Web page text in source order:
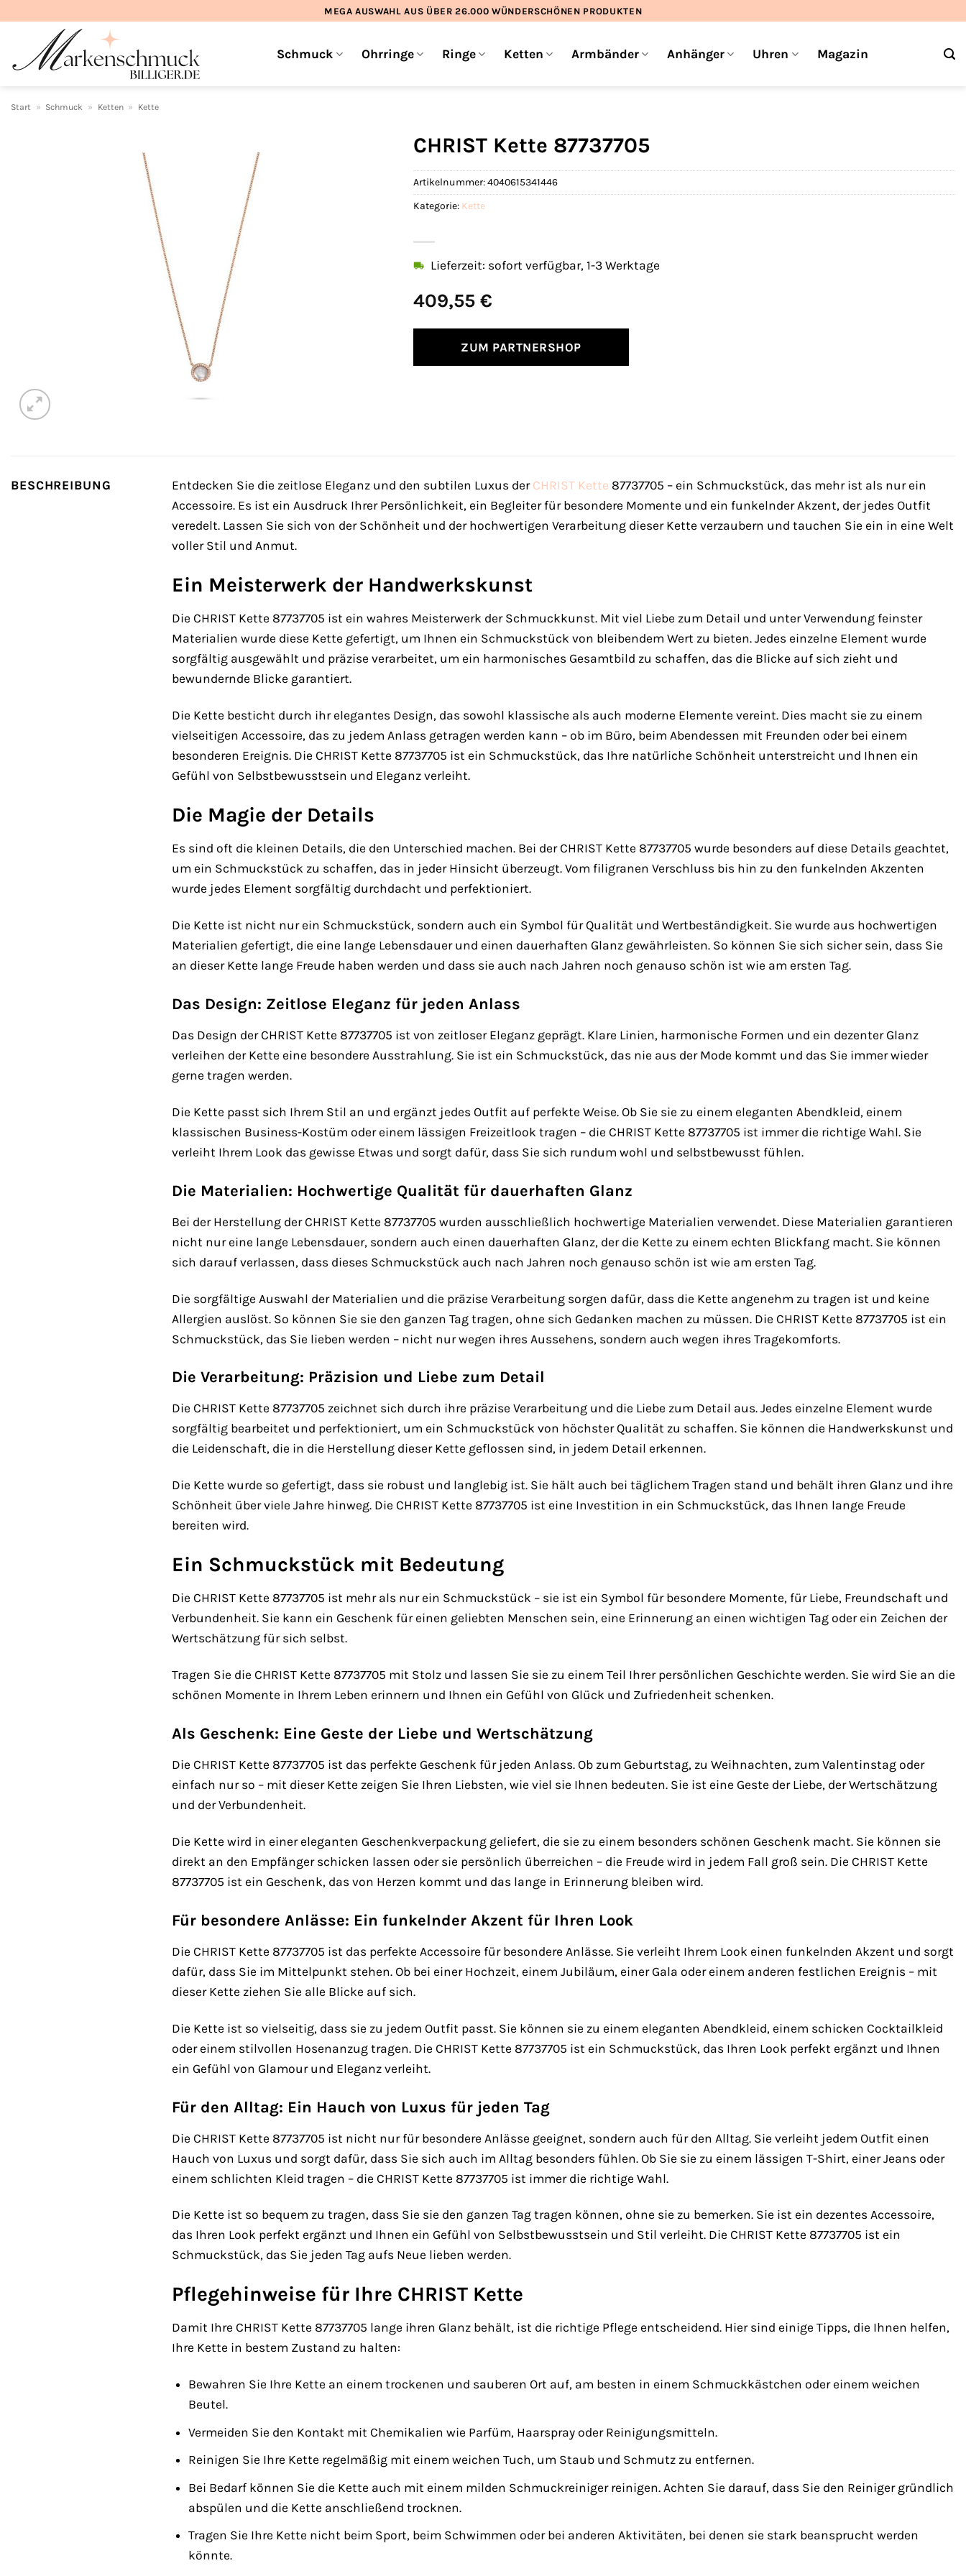
springen
MEGA AUSWAHL AUS ÜBER 26.000 WÜNDERSCHÖNEN PRODUKTEN
Schmuck Ohrringe Ringe Ketten Armbänder Anhänger Uhren Magazin
Start » Schmuck » Ketten » Kette
CHRIST Kette 87737705
409,55 €
Lieferzeit: sofort verfügbar, 1-3 Werktage
ZUM PARTNERSHOP
Artikelnummer:4040615341446
Kategorie: Kette
BESCHREIBUNG Entdecken Sie die zeitlose Eleganz und den subtilen Luxus der CHRIST Kette 87737705 – ein Schmuckstück, das mehr ist als nur ein
Accessoire. Es ist ein Ausdruck Ihrer Persönlichkeit, ein Begleiter für besondere Momente und ein funkelnder Akzent, der jedes Outfit
veredelt. Lassen Sie sich von der Schönheit und der hochwertigen Verarbeitung dieser Kette verzaubern und tauchen Sie ein in eine Welt
voller Stil und Anmut.
Ein Meisterwerk der Handwerkskunst
Die CHRIST Kette 87737705 ist ein wahres Meisterwerk der Schmuckkunst. Mit viel Liebe zum Detail und unter Verwendung feinster
Materialien wurde diese Kette gefertigt, um Ihnen ein Schmuckstück von bleibendem Wert zu bieten. Jedes einzelne Element wurde
sorgfältig ausgewählt und präzise verarbeitet, um ein harmonisches Gesamtbild zu schaffen, das die Blicke auf sich zieht und
bewundernde Blicke garantiert.
Die Kette besticht durch ihr elegantes Design, das sowohl klassische als auch moderne Elemente vereint. Dies macht sie zu einem
vielseitigen Accessoire, das zu jedem Anlass getragen werden kann – ob im Büro, beim Abendessen mit Freunden oder bei einem
besonderen Ereignis. Die CHRIST Kette 87737705 ist ein Schmuckstück, das Ihre natürliche Schönheit unterstreicht und Ihnen ein
Gefühl von Selbstbewusstsein und Eleganz verleiht.
Die Magie der Details
Es sind oft die kleinen Details, die den Unterschied machen. Bei der CHRIST Kette 87737705 wurde besonders auf diese Details geachtet,
um ein Schmuckstück zu schaffen, das in jeder Hinsicht überzeugt. Vom filigranen Verschluss bis hin zu den funkelnden Akzenten
wurde jedes Element sorgfältig durchdacht und perfektioniert.
Die Kette ist nicht nur ein Schmuckstück, sondern auch ein Symbol für Qualität und Wertbeständigkeit. Sie wurde aus hochwertigen
Materialien gefertigt, die eine lange Lebensdauer und einen dauerhaften Glanz gewährleisten. So können Sie sich sicher sein, dass Sie
an dieser Kette lange Freude haben werden und dass sie auch nach Jahren noch genauso schön ist wie am ersten Tag.
Das Design: Zeitlose Eleganz für jeden Anlass
Das Design der CHRIST Kette 87737705 ist von zeitloser Eleganz geprägt. Klare Linien, harmonische Formen und ein dezenter Glanz
verleihen der Kette eine besondere Ausstrahlung. Sie ist ein Schmuckstück, das nie aus der Mode kommt und das Sie immer wieder
gerne tragen werden.
Die Kette passt sich Ihrem Stil an und ergänzt jedes Outfit auf perfekte Weise. Ob Sie sie zu einem eleganten Abendkleid, einem
klassischen Business-Kostüm oder einem lässigen Freizeitlook tragen – die CHRIST Kette 87737705 ist immer die richtige Wahl. Sie
verleiht Ihrem Look das gewisse Etwas und sorgt dafür, dass Sie sich rundum wohl und selbstbewusst fühlen.
Die Materialien: Hochwertige Qualität für dauerhaften Glanz
Bei der Herstellung der CHRIST Kette 87737705 wurden ausschließlich hochwertige Materialien verwendet. Diese Materialien garantieren
nicht nur eine lange Lebensdauer, sondern auch einen dauerhaften Glanz, der die Kette zu einem echten Blickfang macht. Sie können
sich darauf verlassen, dass dieses Schmuckstück auch nach Jahren noch genauso schön ist wie am ersten Tag.
Die sorgfältige Auswahl der Materialien und die präzise Verarbeitung sorgen dafür, dass die Kette angenehm zu tragen ist und keine
Allergien auslöst. So können Sie sie den ganzen Tag tragen, ohne sich Gedanken machen zu müssen. Die CHRIST Kette 87737705 ist ein
Schmuckstück, das Sie lieben werden – nicht nur wegen ihres Aussehens, sondern auch wegen ihres Tragekomforts.
Die Verarbeitung: Präzision und Liebe zum Detail
Die CHRIST Kette 87737705 zeichnet sich durch ihre präzise Verarbeitung und die Liebe zum Detail aus. Jedes einzelne Element wurde
sorgfältig bearbeitet und perfektioniert, um ein Schmuckstück von höchster Qualität zu schaffen. Sie können die Handwerkskunst und
die Leidenschaft, die in die Herstellung dieser Kette geflossen sind, in jedem Detail erkennen.
Die Kette wurde so gefertigt, dass sie robust und langlebig ist. Sie hält auch bei täglichem Tragen stand und behält ihren Glanz und ihre
Schönheit über viele Jahre hinweg. Die CHRIST Kette 87737705 ist eine Investition in ein Schmuckstück, das Ihnen lange Freude
bereiten wird.
Ein Schmuckstück mit Bedeutung
Die CHRIST Kette 87737705 ist mehr als nur ein Schmuckstück – sie ist ein Symbol für besondere Momente, für Liebe, Freundschaft und
Verbundenheit. Sie kann ein Geschenk für einen geliebten Menschen sein, eine Erinnerung an einen wichtigen Tag oder ein Zeichen der
Wertschätzung für sich selbst.
Tragen Sie die CHRIST Kette 87737705 mit Stolz und lassen Sie sie zu einem Teil Ihrer persönlichen Geschichte werden. Sie wird Sie an die
schönen Momente in Ihrem Leben erinnern und Ihnen ein Gefühl von Glück und Zufriedenheit schenken.
Als Geschenk: Eine Geste der Liebe und Wertschätzung
Die CHRIST Kette 87737705 ist das perfekte Geschenk für jeden Anlass. Ob zum Geburtstag, zu Weihnachten, zum Valentinstag oder
einfach nur so – mit dieser Kette zeigen Sie Ihren Liebsten, wie viel sie Ihnen bedeuten. Sie ist eine Geste der Liebe, der Wertschätzung
und der Verbundenheit.
Die Kette wird in einer eleganten Geschenkverpackung geliefert, die sie zu einem besonders schönen Geschenk macht. Sie können sie
direkt an den Empfänger schicken lassen oder sie persönlich überreichen – die Freude wird in jedem Fall groß sein. Die CHRIST Kette
87737705 ist ein Geschenk, das von Herzen kommt und das lange in Erinnerung bleiben wird.
Für besondere Anlässe: Ein funkelnder Akzent für Ihren Look
Die CHRIST Kette 87737705 ist das perfekte Accessoire für besondere Anlässe. Sie verleiht Ihrem Look einen funkelnden Akzent und sorgt
dafür, dass Sie im Mittelpunkt stehen. Ob bei einer Hochzeit, einem Jubiläum, einer Gala oder einem anderen festlichen Ereignis – mit
dieser Kette ziehen Sie alle Blicke auf sich.
Die Kette ist so vielseitig, dass sie zu jedem Outfit passt. Sie können sie zu einem eleganten Abendkleid, einem schicken Cocktailkleid
oder einem stilvollen Hosenanzug tragen. Die CHRIST Kette 87737705 ist ein Schmuckstück, das Ihren Look perfekt ergänzt und Ihnen
ein Gefühl von Glamour und Eleganz verleiht.
Für den Alltag: Ein Hauch von Luxus für jeden Tag
Die CHRIST Kette 87737705 ist nicht nur für besondere Anlässe geeignet, sondern auch für den Alltag. Sie verleiht jedem Outfit einen
Hauch von Luxus und sorgt dafür, dass Sie sich auch im Alltag besonders fühlen. Ob Sie sie zu einem lässigen T-Shirt, einer Jeans oder
einem schlichten Kleid tragen – die CHRIST Kette 87737705 ist immer die richtige Wahl.
Die Kette ist so bequem zu tragen, dass Sie sie den ganzen Tag tragen können, ohne sie zu bemerken. Sie ist ein dezentes Accessoire,
das Ihren Look perfekt ergänzt und Ihnen ein Gefühl von Selbstbewusstsein und Stil verleiht. Die CHRIST Kette 87737705 ist ein
Schmuckstück, das Sie jeden Tag aufs Neue lieben werden.
Pflegehinweise für Ihre CHRIST Kette
Damit Ihre CHRIST Kette 87737705 lange ihren Glanz behält, ist die richtige Pflege entscheidend. Hier sind einige Tipps, die Ihnen helfen,
Ihre Kette in bestem Zustand zu halten:
Bewahren Sie Ihre Kette an einem trockenen und sauberen Ort auf, am besten in einem Schmuckkästchen oder einem weichen
Beutel.
Vermeiden Sie den Kontakt mit Chemikalien wie Parfüm, Haarspray oder Reinigungsmitteln.
Reinigen Sie Ihre Kette regelmäßig mit einem weichen Tuch, um Staub und Schmutz zu entfernen.
Bei Bedarf können Sie die Kette auch mit einem milden Schmuckreiniger reinigen. Achten Sie darauf, dass Sie den Reiniger gründlich
abspülen und die Kette anschließend trocknen.
Tragen Sie Ihre Kette nicht beim Sport, beim Schwimmen oder bei anderen Aktivitäten, bei denen sie stark beansprucht werden
könnte.